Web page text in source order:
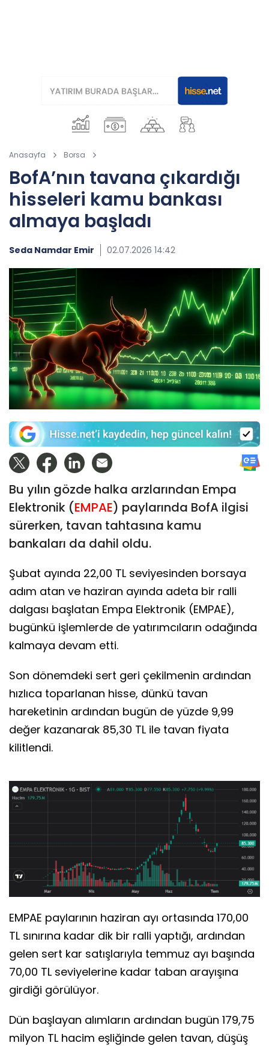
Anasayfa Borsa
BofA’nın tavana çıkardığı
hisseleri kamu bankası
almaya başladı
Seda Namdar Emir 02.07.2026 14:42
Bu yılın gözde halka arzlarından Empa
Elektronik (EMPAE) paylarında BofA ilgisi
sürerken, tavan tahtasına kamu
bankaları da dahil oldu.
Şubat ayında 22,00 TL seviyesinden borsaya
adım atan ve haziran ayında adeta bir ralli
dalgası başlatan Empa Elektronik (EMPAE),
bugünkü işlemlerde de yatırımcıların odağında
kalmaya devam etti.
Son dönemdeki sert geri çekilmenin ardından
hızlıca toparlanan hisse, dünkü tavan
hareketinin ardından bugün de yüzde 9,99
değer kazanarak 85,30 TL ile tavan fiyata
kilitlendi.
EMPAE paylarının haziran ayı ortasında 170,00
TL sınırına kadar dik bir ralli yaptığı, ardından
gelen sert kar satışlarıyla temmuz ayı başında
70,00 TL seviyelerine kadar taban arayışına
girdiği görülüyor.
Dün başlayan alımların ardından bugün 179,75
milyon TL hacim eşliğinde gelen tavan, düşüş